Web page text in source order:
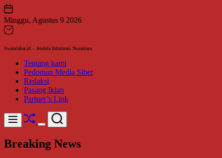
Skip
to
content
Minggu, Agustus 9 2026
SwaraJabar.id – Jendela Informasi Nusantara
Tentang kami
Pedoman Media Siber
Redaksi
Pasang Iklan
Partner’s Link
Menu Shuffle
Switch
mode
Search
Breaking News